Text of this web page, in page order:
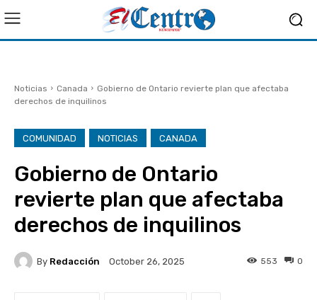
Noticias Canada
Gobierno de Ontario revierte plan que afectaba
derechos de inquilinos
COMUNIDAD NOTICIAS CANADA
Gobierno de Ontario
revierte plan que afectaba
derechos de inquilinos
By Redacción October 26, 2025 0
553